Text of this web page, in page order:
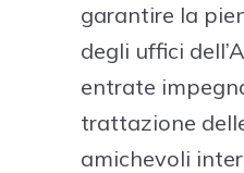
garantire la
degli uffici
entrate
trattazione
amichevoli